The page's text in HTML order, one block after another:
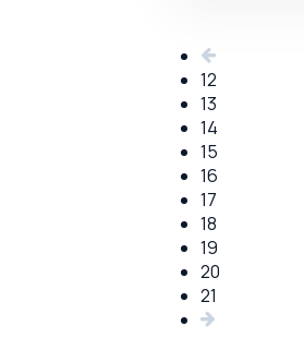
12
13
14
15
16
17
18
19
20
21